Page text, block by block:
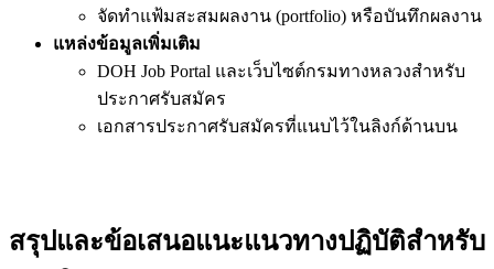
จัดทำแฟ้มสะสมผลงาน (portfolio) หรือบันทึกผลงาน
แหล่งข้อมูลเพิ่มเติม
DOH Job Portal และเว็บไซต์กรมทางหลวงสำหรับ
ประกาศรับสมัคร
เอกสารประกาศรับสมัครที่แนบไว้ในลิงก์ด้านบน
สรุปและข้อเสนอแนะแนวทางปฏิบัติสำหรับ